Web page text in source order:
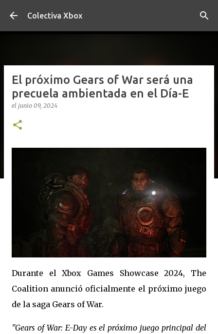
Ir al contenido principal
Colectiva Xbox
El próximo Gears of War será una
precuela ambientada en el Día-E
el junio 09, 2024
Durante el Xbox Games Showcase 2024, The
Coalition anunció oficialmente el próximo juego
de la saga Gears of War.
"Gears of War: E-Day es el próximo juego principal del